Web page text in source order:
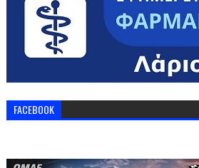
FACEBOOK